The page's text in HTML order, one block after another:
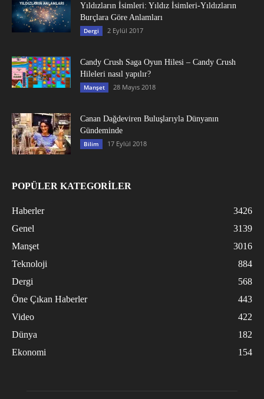
Yıldızların İsimleri: Yıldız İsimleri-Yıldızların
Burçlara Göre Anlamları
Dergi 2 Eylül 2017
Candy Crush Saga Oyun Hilesi – Candy Crush
Hileleri nasıl yapılır?
Manşet 28 Mayıs 2018
Canan Dağdeviren Buluşlarıyla Dünyanın
Gündeminde
Bilim 17 Eylül 2018
POPÜLER KATEGORİLER
Haberler
3426
Genel
3139
Manşet
3016
Teknoloji
884
Dergi
568
Öne Çıkan Haberler
443
Video
422
Dünya
182
Ekonomi
154